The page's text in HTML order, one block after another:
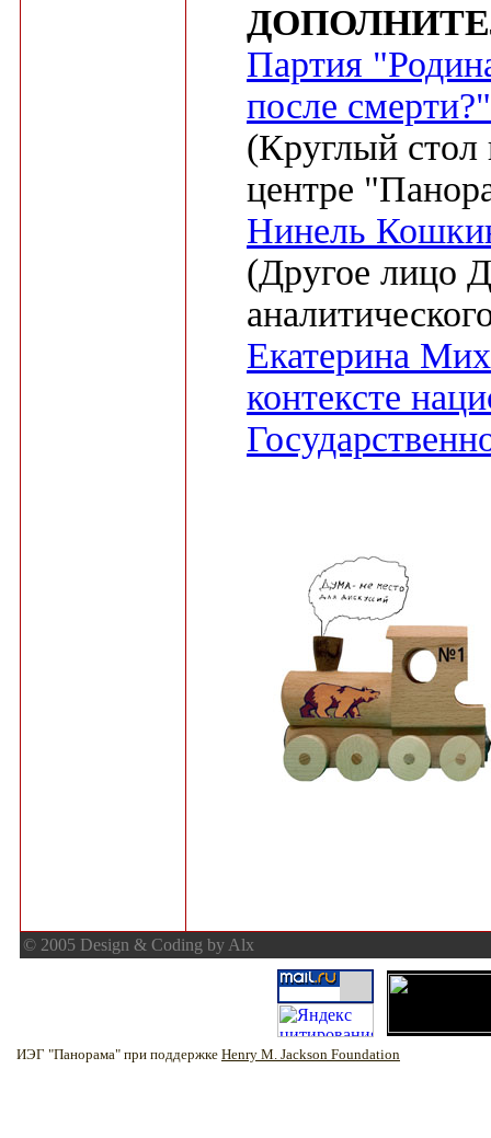
Партия
после смерти?"
(Круглый стол
центре
Нинель
(Другое лицо
Екатерина
контексте
© 2005 Design & Coding by Alx
ИЭГ "Панорама" при поддержке Henry M. Jackson Foundation